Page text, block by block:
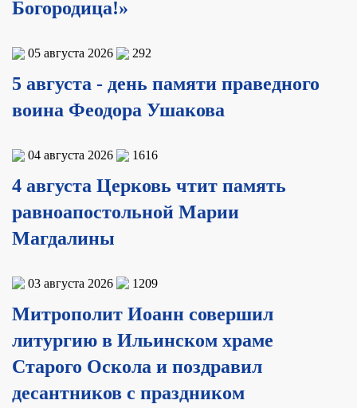
Богородица!»
05 августа 2026 292
5 августа - день памяти праведного
воина Феодора Ушакова
04 августа 2026 1616
4 августа Церковь чтит память
равноапостольной Марии
Магдалины
03 августа 2026 1209
Митрополит Иоанн совершил
литургию в Ильинском храме
Старого Оскола и поздравил
десантников с праздником